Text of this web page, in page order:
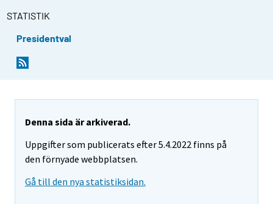
STATISTIK
Presidentval
Denna sida är arkiverad.
Uppgifter som publicerats efter 5.4.2022 finns på
den förnyade webbplatsen.
Gå till den nya statistiksidan.